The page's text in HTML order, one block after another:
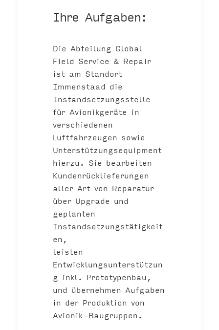
Ihre Aufgaben:
Die Abteilung Global
Field Service & Repair
ist am Standort
Immenstaad die
Instandsetzungsstelle
für Avionikgeräte in
verschiedenen
Luftfahrzeugen sowie
Unterstützungsequipment
hierzu. Sie bearbeiten
Kundenrücklieferungen
aller Art von Reparatur
über Upgrade und
geplanten
Instandsetzungstätigkeit
en,
leisten
Entwicklungsunterstützun
g inkl. Prototypenbau,
und übernehmen Aufgaben
in der Produktion von
Avionik-Baugruppen.